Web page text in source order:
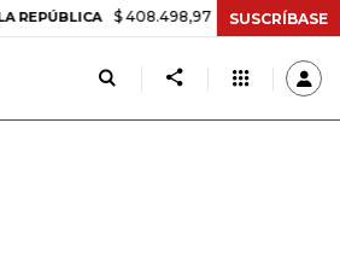
$ 408.498,97 +$ 8.753,81 +2,19%
SUSCRÍBASE